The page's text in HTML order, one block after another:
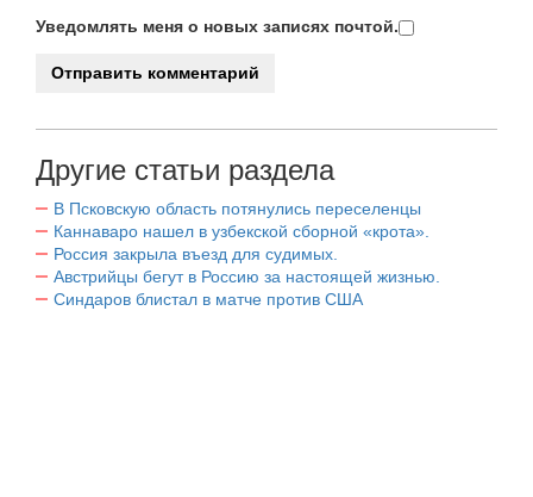
Уведомлять меня о новых записях почтой.
Другие статьи раздела
В Псковскую область потянулись переселенцы
Каннаваро нашел в узбекской сборной «крота».
Россия закрыла въезд для судимых.
Австрийцы бегут в Россию за настоящей жизнью.
Синдаров блистал в матче против США